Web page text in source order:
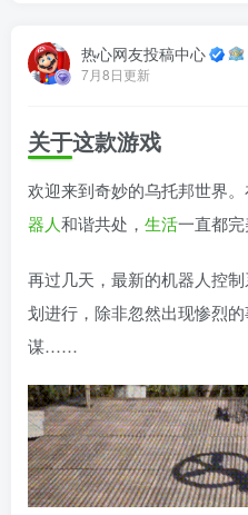
热心网友投稿中心
7月8日更新
关于这款游戏
欢迎来到奇妙的乌托邦世界
器人和谐共处， 生活一直都完
再过几天，最新的机器人控
划进行，除非忽然出现惨烈
谋……